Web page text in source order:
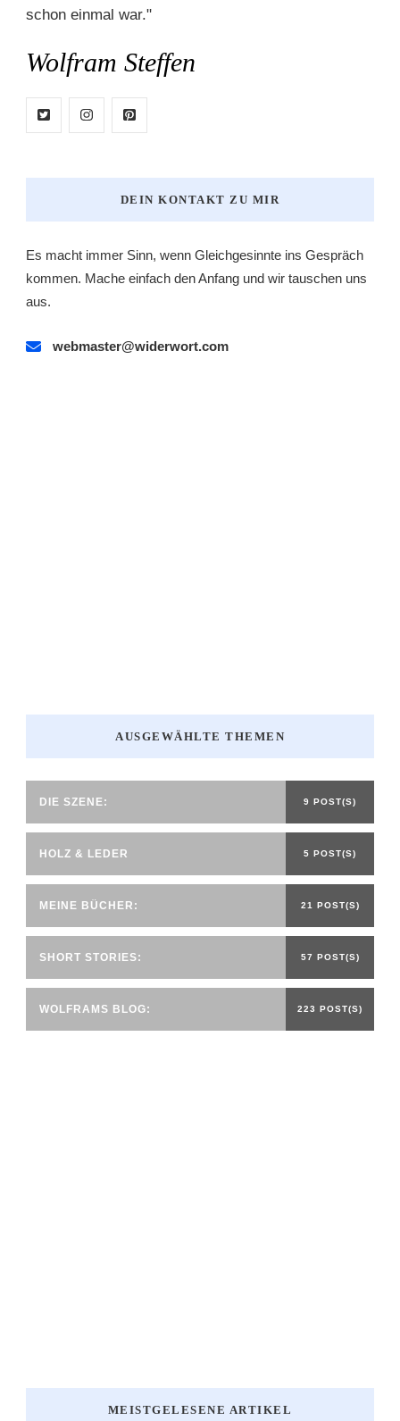
schon einmal war."
Wolfram Steffen
DEIN KONTAKT ZU MIR
Es macht immer Sinn, wenn Gleichgesinnte ins Gespräch
kommen. Mache einfach den Anfang und wir tauschen uns
aus.
webmaster@widerwort.com
AUSGEWÄHLTE THEMEN
DIE SZENE: 9 POST(S)
HOLZ & LEDER 5 POST(S)
MEINE BÜCHER: 21 POST(S)
SHORT STORIES: 57 POST(S)
WOLFRAMS BLOG: 223 POST(S)
MEISTGELESENE ARTIKEL